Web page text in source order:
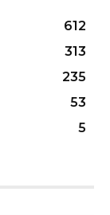
612
313
235
53
5